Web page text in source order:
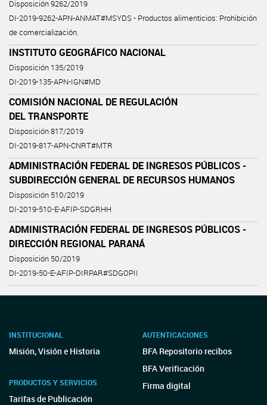
Disposición 9262/2019
DI-2019-9262-APN-ANMAT#MSYDS - Productos alimenticios: Prohibición
de comercialización.
INSTITUTO GEOGRÁFICO NACIONAL
Disposición 135/2019
DI-2019-135-APN-IGN#MD
COMISIÓN NACIONAL DE REGULACIÓN
DEL TRANSPORTE
Disposición 817/2019
DI-2019-817-APN-CNRT#MTR
ADMINISTRACIÓN FEDERAL DE INGRESOS PÚBLICOS -
SUBDIRECCIÓN GENERAL DE RECURSOS HUMANOS
Disposición 510/2019
DI-2019-510-E-AFIP-SDGRHH
ADMINISTRACIÓN FEDERAL DE INGRESOS PÚBLICOS -
DIRECCIÓN REGIONAL PARANÁ
Disposición 50/2019
DI-2019-50-E-AFIP-DIRPAR#SDGOPII
INSTITUCIONAL
Misión, Visión e Historia
PRODUCTOS Y SERVICIOS
Tarifas de Publicación
AUTENTICACIONES
BFA Repositorio recibos
BFA Verificación
Firma digital